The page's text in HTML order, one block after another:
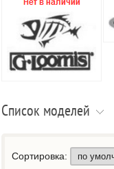
Список моделей
Сортировка: